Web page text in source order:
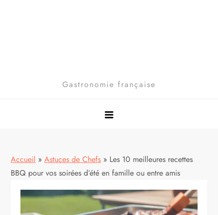
Gastronomie française
Accueil » Astuces de Chefs » Les 10 meilleures recettes
BBQ pour vos soirées d’été en famille ou entre amis